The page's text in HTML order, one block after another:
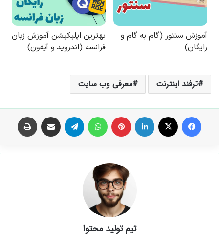
ترفند اینترنت معرفی وب سایت
فیس بوک لینکدین ‫پین‌ترست تلگرام اشتراک گذاری از طریق ایمیل
تیم تولید محتوا